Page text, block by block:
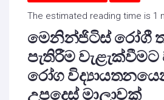
The estimated reading time is 1
මෙනින්ජිටිස් රෝගී
පැතිරීම වැළැක්වීමට
රෝග
උපදෙස් මාලාවක්